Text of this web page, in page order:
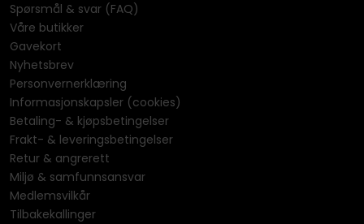
Spørsmål & svar (FAQ)
Våre butikker
Gavekort
Nyhetsbrev
Personvernerklæring
Informasjonskapsler (cookies)
Betaling- & kjøpsbetingelser
Frakt- & leveringsbetingelser
Retur & angrerett
Miljø & samfunnsansvar
Medlemsvilkår
Tilbakekallinger